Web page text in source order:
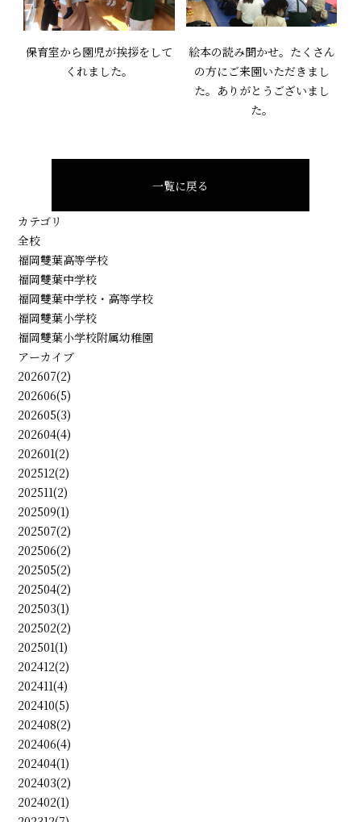
保育室から園児が挨拶をして
くれました。
絵本の読み聞かせ。たくさん
の方にご来園いただきまし
た。ありがとうございまし
た。
一覧に戻る
カテゴリ
全校
福岡雙葉高等学校
福岡雙葉中学校
福岡雙葉中学校・高等学校
福岡雙葉小学校
福岡雙葉小学校附属幼稚園
アーカイブ
202607(2)
202606(5)
202605(3)
202604(4)
202601(2)
202512(2)
202511(2)
202509(1)
202507(2)
202506(2)
202505(2)
202504(2)
202503(1)
202502(2)
202501(1)
202412(2)
202411(4)
202410(5)
202408(2)
202406(4)
202404(1)
202403(2)
202402(1)